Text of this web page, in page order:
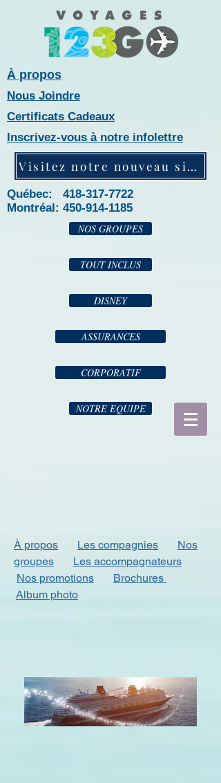
À propos
Nous Joindre
Certificats Cadeaux
Inscrivez-vous à notre infolettre
Visitez notre nouveau site web!
Québec: 418-317-7722
Montréal: 450-914-1185
NOS GROUPES
TOUT INCLUS
DISNEY
ASSURANCES
CORPORATIF
NOTRE EQUIPE
À propos Les compagnies
Nos
groupes
Les accompagnateurs
Nos promotions
Brochures
Album photo